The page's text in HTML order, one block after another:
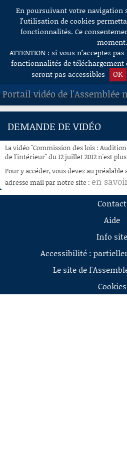
Aller au contenu
En poursuivant votre navigation
l’utilisation de cookies
fonctionnalités. Ce
moment.
ATTENTION : si vous n’acceptez
fonctionnalités de téléchargement
seront pas accessibles
OK
Portail vidéo de l'Assemblée
ACCUEIL
À LA DEMANDE
RECHERCHE
AIDE À LA DÉCOUPE
DEMANDE DE VIDÉO
La vidéo "Commission des lois :
de l'intérieur" du 12 juillet 2012 n'est
Pour y accéder, vous devez au
adresse mail par notre site : en
Contact
Aide
Info site
Accessibilité :
Le site de
Cookies